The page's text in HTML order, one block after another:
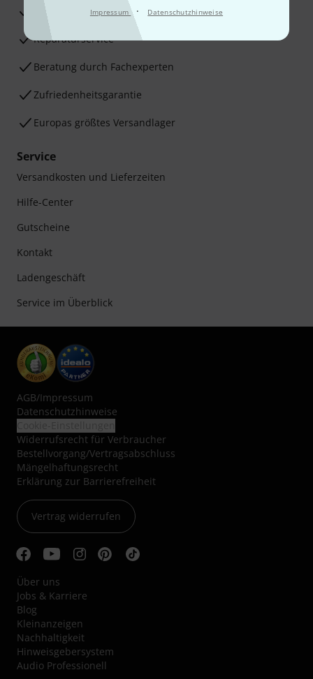
Impressum · Datenschutzhinweise
30 Tage Money-Back-Garantie
Reparaturservice
Beratung durch Fachexperten
Zufriedenheitsgarantie
Europas größtes Versandlager
Service
Versandkosten und Lieferzeiten
Hilfe-Center
Gutscheine
Kontakt
Ladengeschäft
Service im Überblick
AGB/Impressum
Datenschutzhinweise
Widerrufsrecht für Verbraucher
Bestellvorgang/Vertragsabschluss
Mängelhaftungsrecht
Erklärung zur Barrierefreiheit
Vertrag widerrufen
Über uns
Jobs & Karriere
Blog
Kleinanzeigen
Nachhaltigkeit
Hinweisgebersystem
Audio Professionell